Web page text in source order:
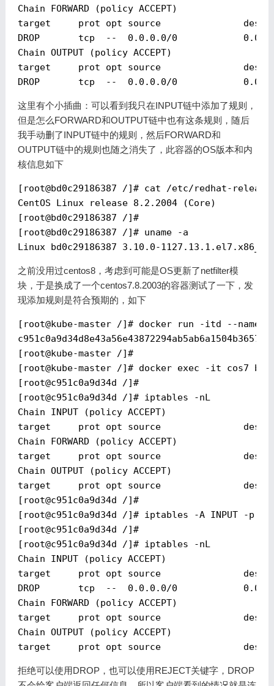
Chain FORWARD (policy ACCEPT)
target     prot opt source
DROP       tcp  --  0.0.0.0/0
Chain OUTPUT (policy ACCEPT)
target     prot opt source
这里有个小插曲：可以看到我只在INPUT链中添加了规则，
但是怎么FORWARD和OUTPUT链中也有这条规则，随后
我手动删了INPUT链中的规则，然后FORWARD和
OUTPUT链中的规则也随之消失了，此容器的OS版本和内
核信息如下
[ root@bd0c29186387 /]# cat /etc/redhat-release
CentOS Linux release 8.2.2004 (Core)
[ root@bd0c29186387 /]#
[ root@bd0c29186387 /]# uname -a
之前没用过centos8，考虑到可能是OS更新了netfilter模
块，于是换成了一个centos7.8.2003的容器测试了一下，发
现添加规则是符合预期的，如下
[ root@kube-master /]# docker run -itd --name
[ root@kube-master /]#
[ root@kube-master /]# docker exec -it cos7
[ root@c951c0a9d34d /]#
[ root@c951c0a9d34d /]# iptables -nL
Chain INPUT (policy ACCEPT)
target     prot opt source
Chain FORWARD (policy ACCEPT)
target     prot opt source
Chain OUTPUT (policy ACCEPT)
target     prot opt source
[ root@c951c0a9d34d /]#
[ root@c951c0a9d34d /]# iptables -A INPUT -p
[ root@c951c0a9d34d /]#
[ root@c951c0a9d34d /]# iptables -nL
Chain INPUT (policy ACCEPT)
target     prot opt source
DROP       tcp  --  0.0.0.0/0
Chain FORWARD (policy ACCEPT)
target     prot opt source
Chain OUTPUT (policy ACCEPT)
拒绝可以使用DROP，也可以使用REJECT关键字，DROP